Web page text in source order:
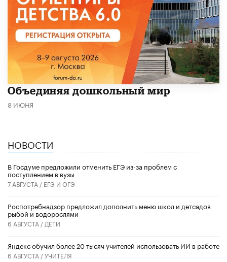
​Объединяя дошкольный мир
8 ИЮНЯ
НОВОСТИ
В Госдуме предложили отменить ЕГЭ из-за проблем с
поступлением в вузы
7 АВГУСТА / ЕГЭ И ОГЭ
Роспотребнадзор предложил дополнить меню школ и детсадов
рыбой и водорослями
6 АВГУСТА / ДЕТИ
​Яндекс обучил более 20 тысяч учителей использовать ИИ в работе
6 АВГУСТА /УЧИТЕЛЯ